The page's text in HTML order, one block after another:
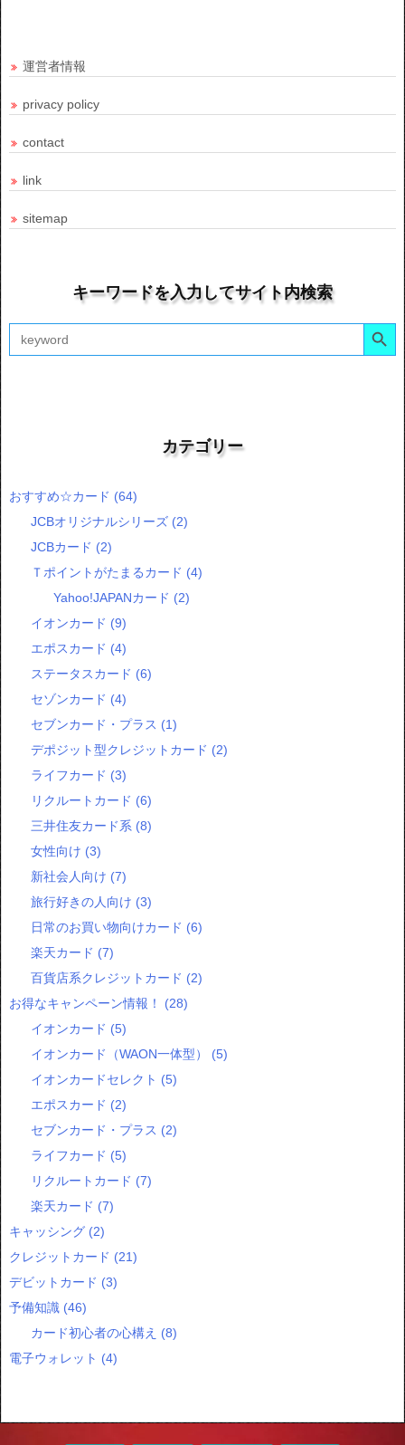
運営者情報
privacy policy
contact
link
sitemap
キーワードを入力してサイト内検索
Search
for:
Search Button
カテゴリー
おすすめ☆カード (64)
JCBオリジナルシリーズ (2)
JCBカード (2)
Ｔポイントがたまるカード (4)
Yahoo!JAPANカード (2)
イオンカード (9)
エポスカード (4)
ステータスカード (6)
セゾンカード (4)
セブンカード・プラス (1)
デポジット型クレジットカード (2)
ライフカード (3)
リクルートカード (6)
三井住友カード系 (8)
女性向け (3)
新社会人向け (7)
旅行好きの人向け (3)
日常のお買い物向けカード (6)
楽天カード (7)
百貨店系クレジットカード (2)
お得なキャンペーン情報！ (28)
イオンカード (5)
イオンカード（WAON一体型） (5)
イオンカードセレクト (5)
エポスカード (2)
セブンカード・プラス (2)
ライフカード (5)
リクルートカード (7)
楽天カード (7)
キャッシング (2)
クレジットカード (21)
デビットカード (3)
予備知識 (46)
カード初心者の心構え (8)
電子ウォレット (4)